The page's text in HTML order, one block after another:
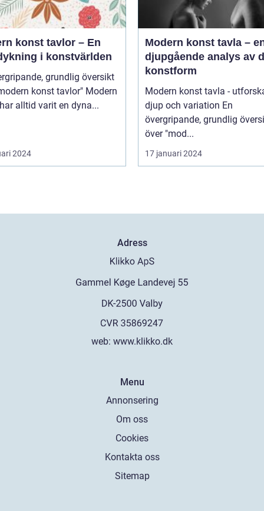
konst tavlor – En
i konstvärlden
grundlig översikt
konst tavlor" Modern
alltid varit en dyna...
2024
Modern konst tavla –
djupgående analys av
konstform
Modern konst tavla -
djup och variation En
övergripande, grundlig
över "mod...
17 januari 2024
Adress
web: www.klikko.dk
Menu
Annonsering
Om oss
Cookies
Kontakta oss
Sitemap